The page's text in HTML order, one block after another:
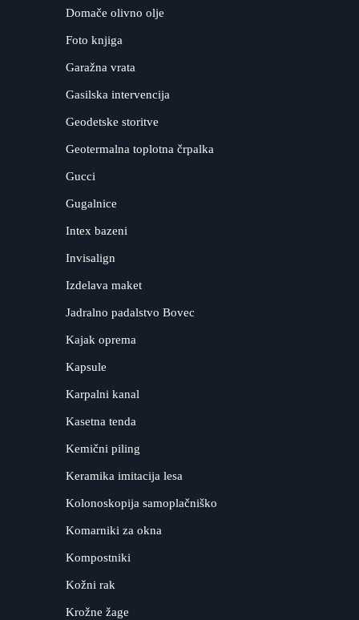
Domače olivno olje
Foto knjiga
Garažna vrata
Gasilska intervencija
Geodetske storitve
Geotermalna toplotna črpalka
Gucci
Gugalnice
Intex bazeni
Invisalign
Izdelava maket
Jadralno padalstvo Bovec
Kajak oprema
Kapsule
Karpalni kanal
Kasetna tenda
Kemični piling
Keramika imitacija lesa
Kolonoskopija samoplačniško
Komarniki za okna
Kompostniki
Kožni rak
Krožne žage